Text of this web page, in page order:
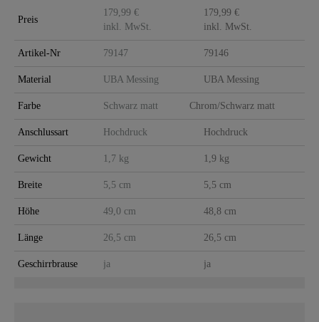
mit Soft-Tou..
Chrom/Schwarz
..
Preis
179,99 €
inkl. MwSt.
179,99 €
inkl. MwSt.
Artikel-Nr 79147 79146
Material UBA Messing UBA Messing
Farbe Schwarz matt Chrom/Schwarz matt
Anschlussart Hochdruck Hochdruck
Gewicht 1,7 kg 1,9 kg
Breite 5,5 cm 5,5 cm
Höhe 49,0 cm 48,8 cm
Länge 26,5 cm 26,5 cm
Geschirrbrause ja ja